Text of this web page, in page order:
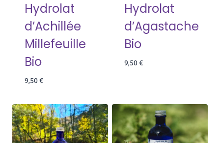
Hydrolat
d’Achillée
Millefeuille
Bio
9,50 €
Hydrolat
d’Agastache
Bio
9,50 €